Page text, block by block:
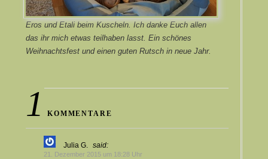
Eros und Etali beim Kuscheln. Ich danke Euch allen
das ihr mich etwas teilhaben lasst. Ein schönes
Weihnachtsfest und einen guten Rutsch in neue Jahr.
1 KOMMENTARE
Julia G. said:
21. Dezember 2015 um 18:28 Uhr